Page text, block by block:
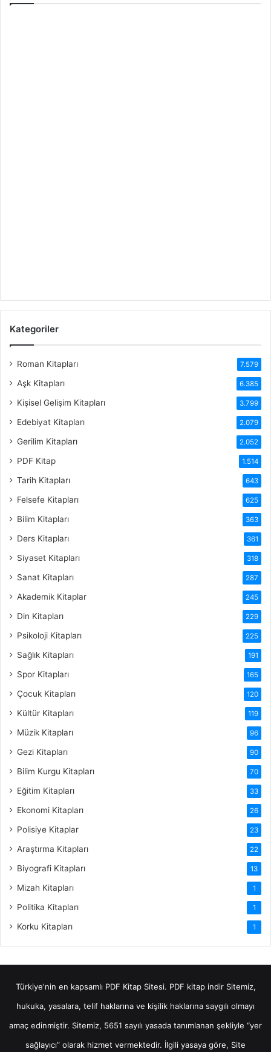
Kategoriler
Roman Kitapları 7.579
Aşk Kitapları 6.385
Kişisel Gelişim Kitapları 3.799
Edebiyat Kitapları 2.079
Gerilim Kitapları 2.052
PDF Kitap 1.514
Tarih Kitapları 643
Felsefe Kitapları 625
Bilim Kitapları 363
Ders Kitapları 361
Siyaset Kitapları 318
Sanat Kitapları 287
Akademik Kitaplar 245
Din Kitapları 229
Psikoloji Kitapları 225
Sağlık Kitapları 191
Spor Kitapları 165
Çocuk Kitapları 120
Kültür Kitapları 119
Müzik Kitapları 96
Gezi Kitapları 90
Bilim Kurgu Kitapları 70
Eğitim Kitapları 33
Ekonomi Kitapları 26
Polisiye Kitaplar 23
Araştırma Kitapları 22
Biyografi Kitapları 13
Mizah Kitapları 1
Politika Kitapları 1
Korku Kitapları 1
Türkiye'nin en kapsamlı PDF Kitap Sitesi. PDF kitap indirSitemiz,
hukuka, yasalara, telif haklarına ve kişilik haklarına saygılı olmayı
amaç edinmiştir. Sitemiz, 5651 sayılı yasada tanımlanan şekliyle “yer
sağlayıcı” olarak hizmet vermektedir. İlgili yasaya göre, Site